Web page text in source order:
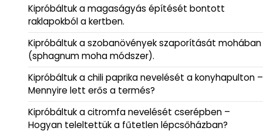
Kipróbáltuk a magaságyás építését bontott
raklapokból a kertben.
Kipróbáltuk a szobanövények szaporítását mohában
(sphagnum moha módszer).
Kipróbáltuk a chili paprika nevelését a konyhapulton –
Mennyire lett erős a termés?
Kipróbáltuk a citromfa nevelését cserépben –
Hogyan teleltettük a fűtetlen lépcsőházban?